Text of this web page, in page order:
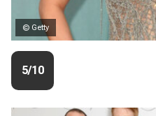
© Getty
5/10